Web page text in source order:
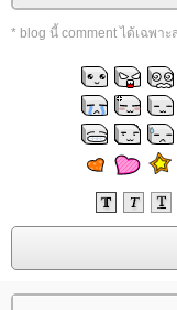
* blog นี้ comment ได้เฉพา